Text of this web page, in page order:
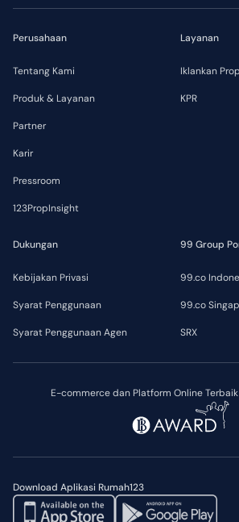
E-commerce dan Platform Online
Download Aplikasi Rumah123
Perusahaan
Tentang Kami
Produk & Layanan
Partner
Karir
Pressroom
123PropInsight
Layanan
Iklankan
KPR
Dukungan
Kebijakan Privasi
Syarat Penggunaan
Syarat Penggunaan Agen
99 Group
99.co
99.co
SRX